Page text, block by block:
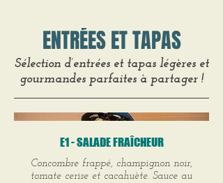
ENTRÉES ET TAPAS
Sélection d’entrées et tapas légères et
gourmandes parfaites à partager !
E1 - SALADE FRAÎCHEUR
Concombre frappé, champignon noir,
tomate cerise et cacahuète. Sauce au